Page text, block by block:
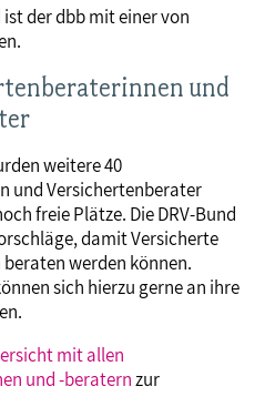
der dbb mit einer von
und
weitere 40
und Versichertenberater
freie Plätze. Die DRV-Bund
damit Versicherte
werden können.
sich hierzu gerne an ihre
mit allen
und -beraternzur